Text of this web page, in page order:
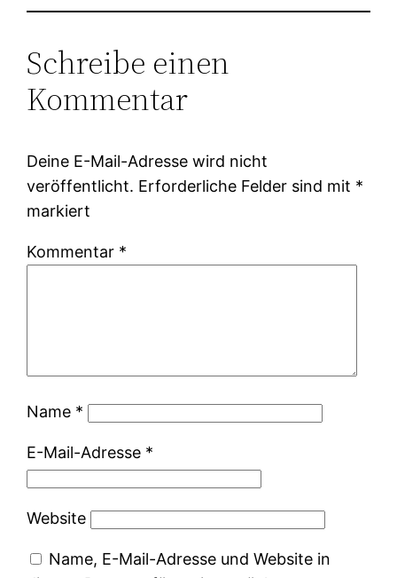
Schreibe einen
Kommentar
Deine E-Mail-Adresse wird nicht
veröffentlicht. Erforderliche Felder sind mit *
markiert
Kommentar *
Name *
E-Mail-Adresse *
Website
Name, E-Mail-Adresse und Website in